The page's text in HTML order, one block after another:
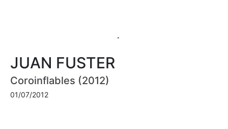
JUAN FUSTER
Coroinflables (2012)
01/07/2012